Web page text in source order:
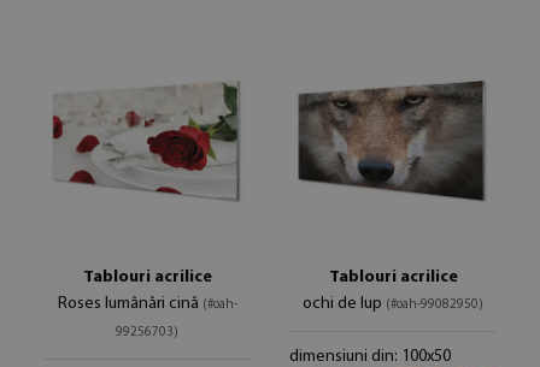
Tablouri acrilice
Roses lumânări cină (#oah-
99256703)
Tablouri acrilice
ochi de lup (#oah-99082950)
dimensiuni din: 100x50